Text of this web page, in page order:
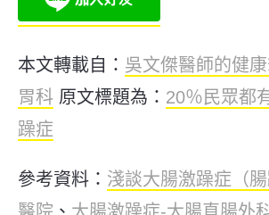
本文轉載自： 吳文傑醫師的健
胃科 原文標題為： 20％民眾都
躁症
參考資料： 淺談大腸激躁症（